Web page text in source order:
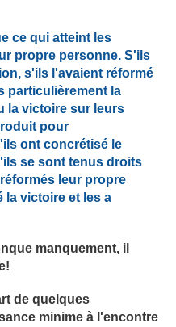
ce qui atteint les
propre personne. S'ils
s'ils l'avaient réformé
particulièrement la
la victoire sur leurs
pour
ont concrétisé le
se sont tenus droits
leur propre
la victoire et les a
manquement, il
de quelques
minime à l'encontre